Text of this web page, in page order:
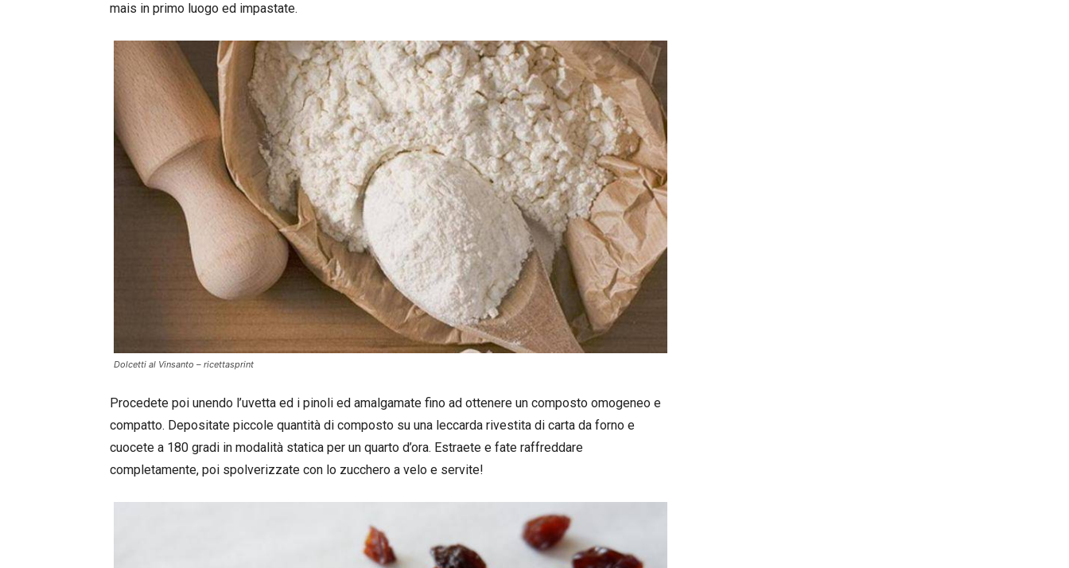
mais in primo luogo ed impastate.
Dolcetti al Vinsanto – ricettasprint
Procedete poi unendo l’uvetta ed i pinoli ed amalgamate fino ad ottenere un composto omogeneo e
compatto. Depositate piccole quantità di composto su una leccarda rivestita di carta da forno e
cuocete a 180 gradi in modalità statica per un quarto d’ora. Estraete e fate raffreddare
completamente, poi spolverizzate con lo zucchero a velo e servite!